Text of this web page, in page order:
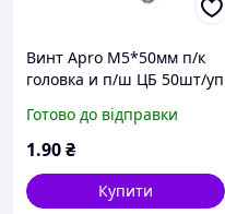
Винт Apro М5*50мм п/к
головка и п/ш ЦБ 50шт/уп
Готово до відправки
1.90₴
Купити